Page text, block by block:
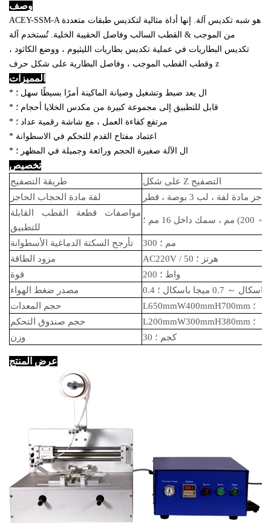
وصف
ACEY-SSM-A هو شبه تكديس آلة. إنها أداة مثالية لتكديس طبقات متعددة
من الموجب & القطب السالب وفاصل الحقيبة الخلية. تُستخدم آلة
تكديس البطاريات في عملية تكديس بطاريات الليثيوم ، ووضع الكاثود ،
وقطب القطب الموجب ، وفاصل البطارية على شكل حرف z
المميزات
* ال يعد ضبط وتشغيل وصيانة الماكينة أمرًا بسيطًا سهل ؛
* قابل للتطبيق إلى مجموعة كبيرة من مكدس الخلايا أحجام ؛
* مرتفع كفاءة العمل ، مع شاشة رقمية عداد ؛
* اعتماد مفتاح القدم للتحكم في الاسطوانة
* ال الآلة صغيرة الحجم ورائعة وجميلة في المظهر ؛
تخصيص
طريقة التصفيح
على شكل Z التصفيح
لفة مادة الحجاب الحاجز
مواصفات قطعة القطب القابلة
للتطبيق
～ 200) مم ، سمك داخل 16 مم ؛
تأرجح السكتة الدماغية الأسطوانة
300 مم ؛
مزود الطاقة
AC220V / 50 هرتز ؛
قوة
200 واط ؛
مصدر ضغط الهواء
باسكال ～ 0.7 ميجا باسكال ؛
حجم المعدات
L650mmW400mmH700mm ؛
حجم صندوق التحكم
L200mmW300mmH380mm ؛
وزن
30 كجم ؛
عرض المنتج